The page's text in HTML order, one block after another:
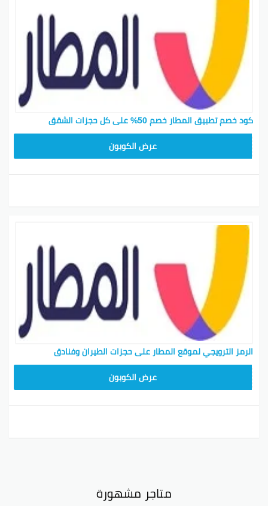
كود خصم تطبيق المطار خصم 50% على كل حجزات الشقق
عرض الكوبون
الرمز الترويجي لموقع المطار على حجزات الطيران وفنادق
عرض الكوبون
متاجر مشهورة